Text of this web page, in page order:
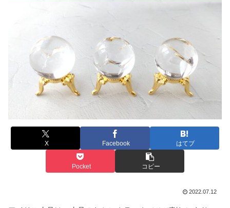
X Facebook はてブ
Pocket コピー
2022.07.12